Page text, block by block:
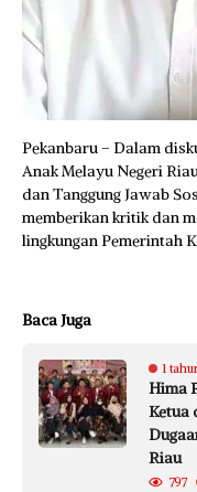
Pekanbaru – Dalam
Anak Melayu Negeri
dan Tanggung Jawab
memberikan kritik dan
lingkungan Pemerintah
Baca Juga
1
Hima
Ketua
Riau
797